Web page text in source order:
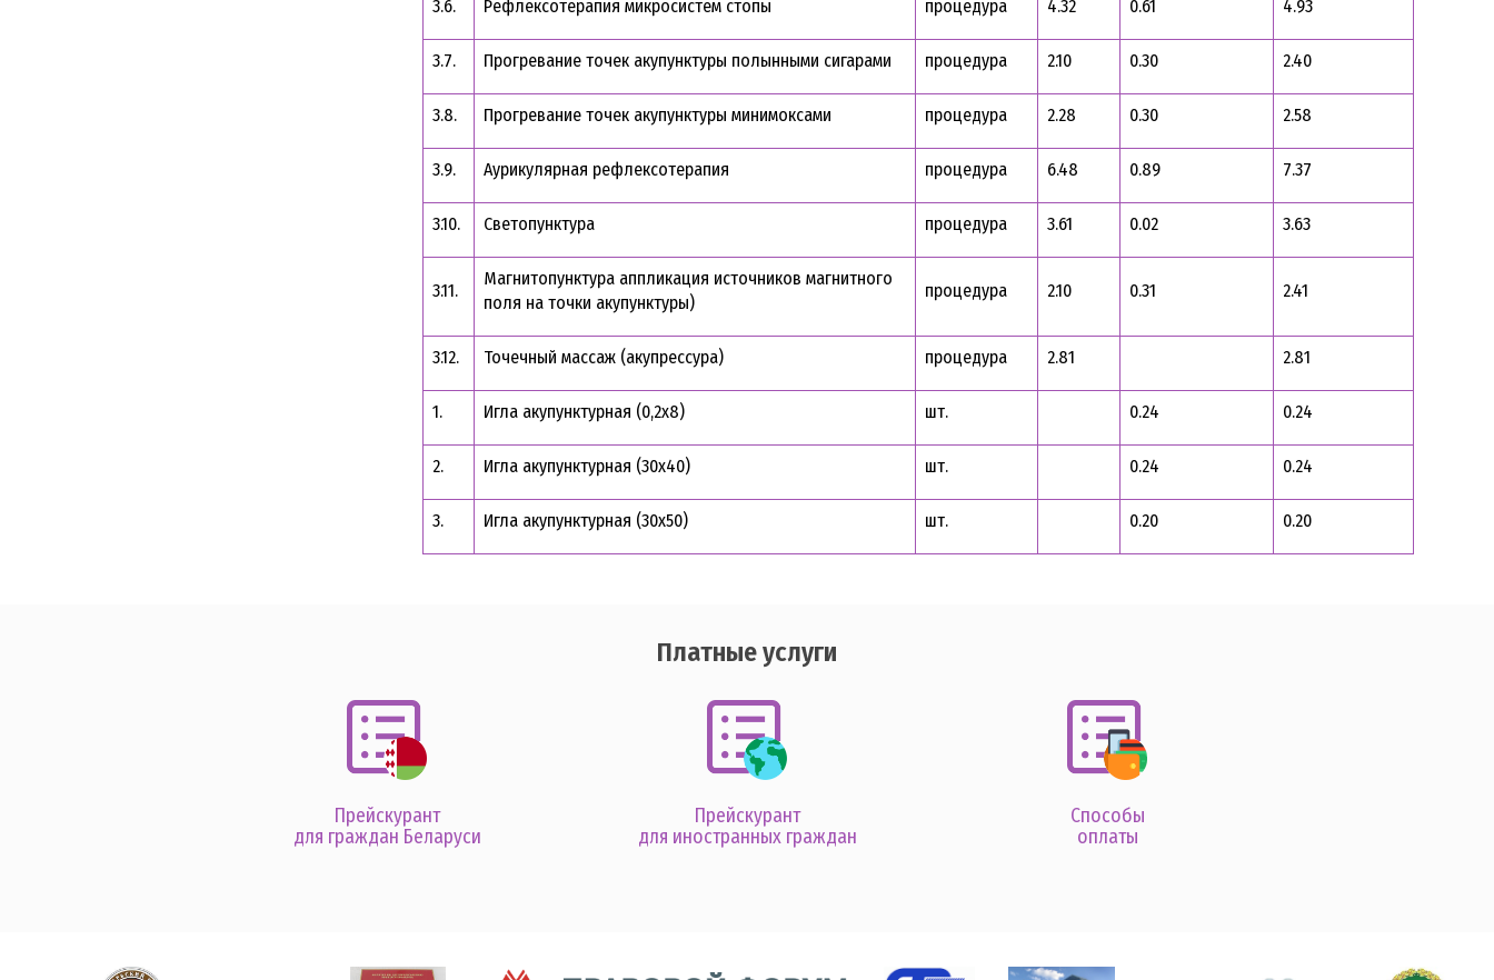
3.6. Рефлексотерапия микросистем стопы процедура 4.32 0.61 4.93
3.7. Прогревание точек акупунктуры полынными сигарами процедура 2.10 0.30 2.40
3.8. Прогревание точек акупунктуры минимоксами процедура 2.28 0.30 2.58
3.9. Аурикулярная рефлексотерапия процедура 6.48 0.89 7.37
3.10. Светопунктура процедура 3.61 0.02 3.63
3.11.
Магнитопунктура аппликация источников магнитного
поля на точки акупунктуры)
процедура 2.10 0.31 2.41
3.12. Точечный массаж (акупрессура) процедура 2.81 2.81
1. Игла акупунктурная (0,2х8) шт. 0.24 0.24
2. Игла акупунктурная (30х40) шт. 0.24 0.24
3. Игла акупунктурная (30х50) шт. 0.20 0.20
Платные услуги
Прейскурант
для граждан Беларуси
Прейскурант
для иностранных граждан
Способы
оплаты